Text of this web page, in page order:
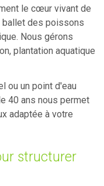
le cœur vivant de
ballet des poissons
Nous gérons
plantation aquatique
ou un point d'eau
40 ans nous permet
adaptée à votre
structurer